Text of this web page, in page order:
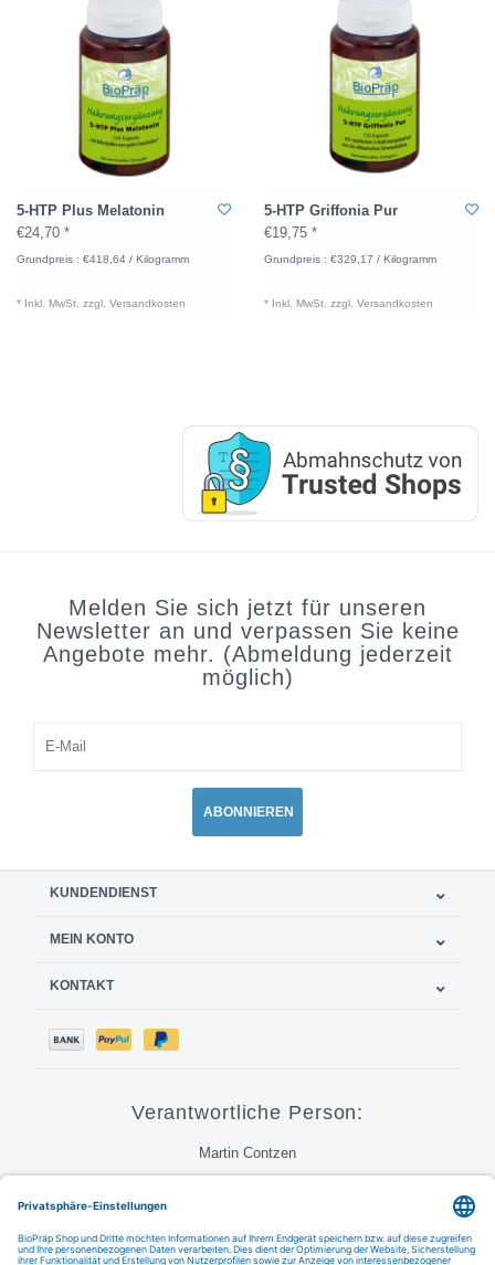
5-HTP Plus Melatonin
€24,70 *
Grundpreis : €418,64 / Kilogramm
* Inkl. MwSt. zzgl. Versandkosten
5-HTP Griffonia Pur
€19,75 *
Grundpreis : €329,17 / Kilogramm
* Inkl. MwSt. zzgl. Versandkosten
Melden Sie sich jetzt für unseren
Newsletter an und verpassen Sie keine
Angebote mehr. (Abmeldung jederzeit
möglich)
ABONNIEREN
KUNDENDIENST
MEIN KONTO
KONTAKT
Verantwortliche Person:
Martin Contzen
Call E-Mail FAQ